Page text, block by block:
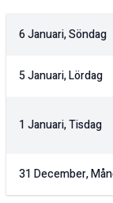
6 Januari, Söndag
5 Januari, Lördag
1 Januari, Tisdag
31 December,